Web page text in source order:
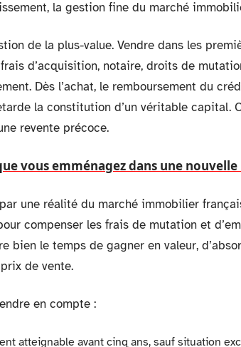
la gestion fine du marché
de la plus-value. Vendre dans les
d’acquisition, notaire, droits de
Dès l’achat, le remboursement du
la constitution d’un véritable capital.
revente précoce.
vous emménagez dans une
une réalité du marché immobilier
compenser les frais de mutation et
bien le temps de gagner en valeur,
de vente.
en compte :
atteignable avant cinq ans, sauf situation